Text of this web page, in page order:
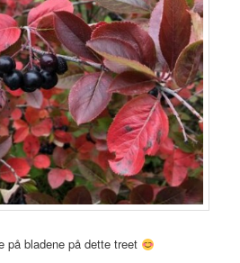
på bladene på dette treet